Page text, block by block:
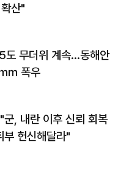
산"
도 무더위 계속…동해안
폭우
, 내란 이후 신뢰 회복
헌신해달라"